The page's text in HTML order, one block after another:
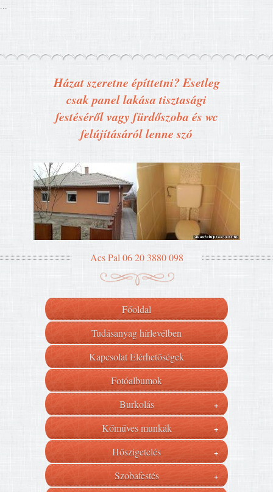
...
Házat szeretne építtetni? Esetleg
csak panel lakása tisztasági
festéséről vagy fürdőszoba és wc
felújításáról lenne szó
Acs Pal 06 20 3880 098
Főoldal
Tudásanyag hírlevélben
Kapcsolat Elérhetőségek
Fotóalbumok
Burkolás
+
Kőműves munkák +
Hőszigetelés +
Szobafestés +